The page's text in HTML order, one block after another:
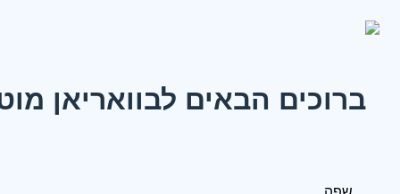
ברוכים הבאים לבוואריאן